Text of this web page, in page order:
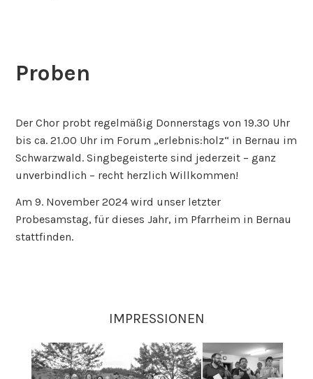
Proben
2019
Der Chor probt regelmäßig Donnerstags von 19.30 Uhr
bis ca. 21.00 Uhr im Forum „erlebnis:holz“ in Bernau im
Schwarzwald. Singbegeisterte sind jederzeit – ganz
unverbindlich – recht herzlich Willkommen!
Am 9. November 2024 wird unser letzter
Probesamstag, für dieses Jahr, im Pfarrheim in Bernau
stattfinden.
IMPRESSIONEN